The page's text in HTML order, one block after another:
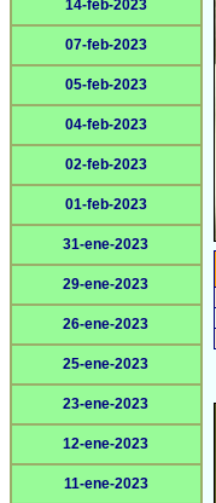
14-feb-2023
07-feb-2023
05-feb-2023
04-feb-2023
02-feb-2023
01-feb-2023
31-ene-2023
29-ene-2023
26-ene-2023
25-ene-2023
23-ene-2023
12-ene-2023
11-ene-2023